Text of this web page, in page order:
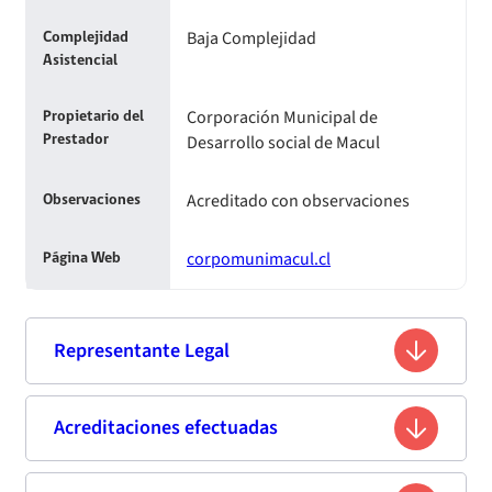
Complejidad
Asistencial
Baja Complejidad
Propietario del
Prestador
Corporación Municipal de
Desarrollo social de Macul
Observaciones Acreditado con observaciones
Página Web corpomunimacul.cl
Representante Legal
Nombre Alejandro Vasquez Piccardo
Acreditaciones efectuadas